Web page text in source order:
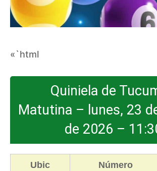
«`html
Quiniela de
Matutina – lunes, 23
de 2026 –
Ubic Número